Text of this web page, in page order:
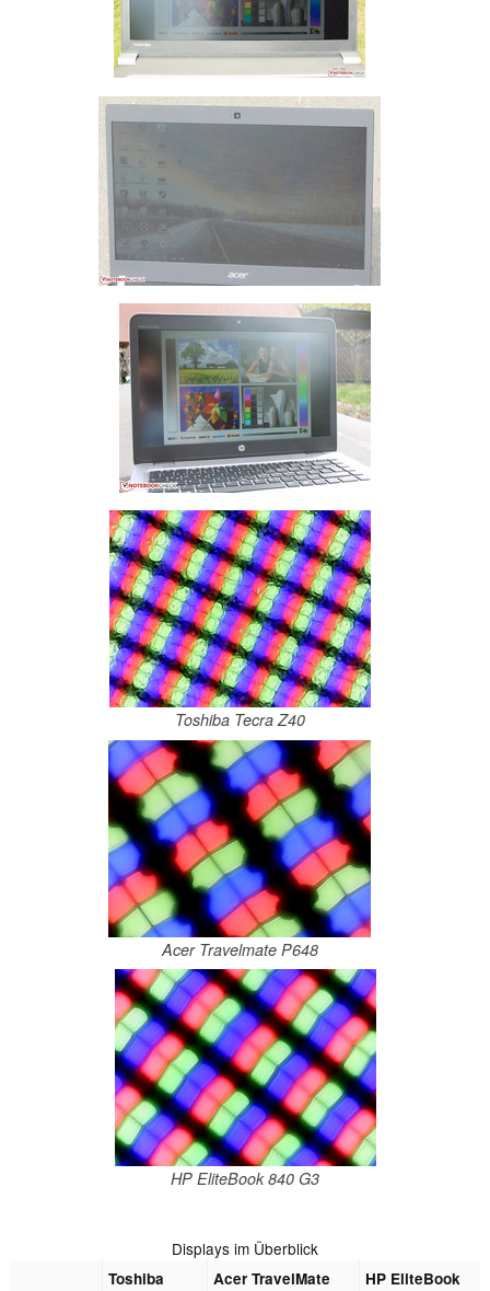
Toshiba Tecra Z40
Acer Travelmate P648
HP EliteBook 840 G3
Displays im Überblick
Toshiba
Acer TravelMate
HP EliteBook